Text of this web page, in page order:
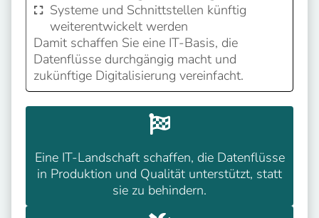
Systeme und Schnittstellen künftig
weiterentwickelt werden
Damit schaffen Sie eine IT-Basis, die
Datenflüsse durchgängig macht und
zukünftige Digitalisierung vereinfacht.
Eine IT-Landschaft schaffen, die Datenflüsse
in Produktion und Qualität unterstützt, statt
sie zu behindern.